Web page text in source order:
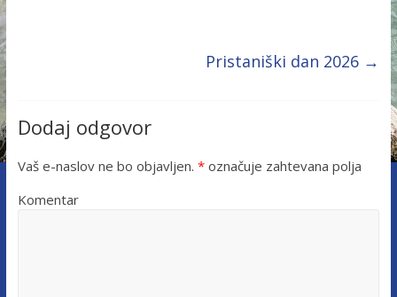
Pristaniški dan 2026 →
Dodaj odgovor
Vaš e-naslov ne bo objavljen. *označuje zahtevana polja
Komentar